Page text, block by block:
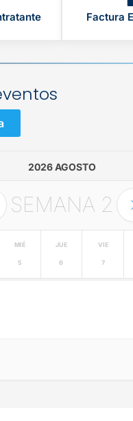
Factura
2026 AGOSTO
SEMANA 2
MIÉ
5
JUE
6
VIE
7